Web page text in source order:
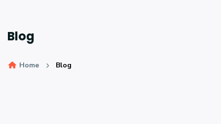
Blog
Home Blog